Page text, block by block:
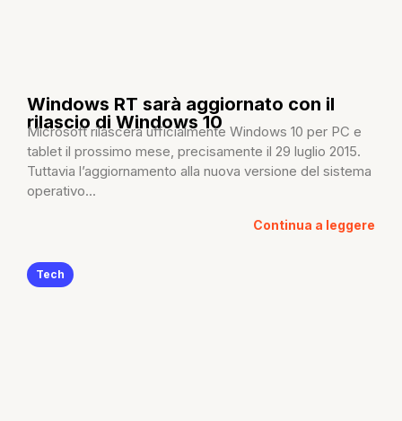
Windows RT sarà aggiornato con il
rilascio di Windows 10
Microsoft rilascerà ufficialmente Windows 10 per PC e
tablet il prossimo mese, precisamente il 29 luglio 2015.
Tuttavia l’aggiornamento alla nuova versione del sistema
operativo...
Continua a leggere
Tech